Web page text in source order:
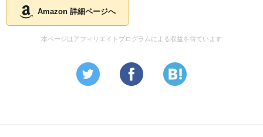
Amazon 詳細ページへ
本ページはアフィリエイトプログラムによる収益を得ています